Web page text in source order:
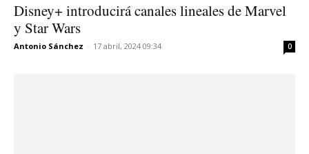
Disney+ introducirá canales lineales de Marvel
y Star Wars
Antonio Sánchez - 17 abril, 2024 09:34 0